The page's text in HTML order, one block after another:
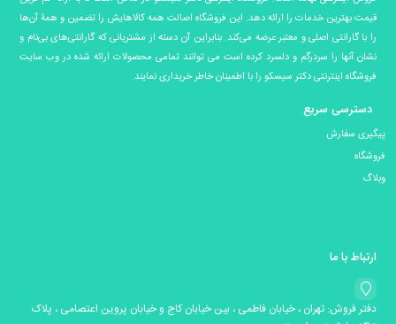
قیمت بهترین خدمات را ارائه دهد. این فروشگاه اصالت همه کالاهایش را تضمین و همۀ آن‌ها
را با گارانتی اصلی و معتبر عرضه می‌کند. بنابراین آن دسته از مشتریانی که گارانتی‌های بی‌نام و
نشان آنها را سردرگم و دلسرد کرده است می توانند تمامی محصولات ارائه شده در وب سایت
فروشگاه اینترنتی دکتر سیسکو را با اطمینان خاطر خریداری نمایند.
دسترسی سریع
پیگیری سفارش
فروشگاه
وبلاگ
ارتباط با ما
دفتر فروش: تهران ، خیابان فاطمی ، بین خیابان کاج و خیابان پروین اعتصامی ، پلاک